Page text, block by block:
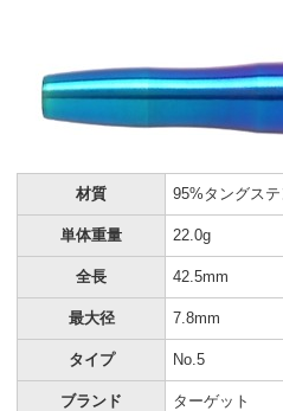
材質 95%タングステ
単体重量 22.0g
全長 42.5mm
最大径 7.8mm
タイプ No.5
ブランド ターゲット